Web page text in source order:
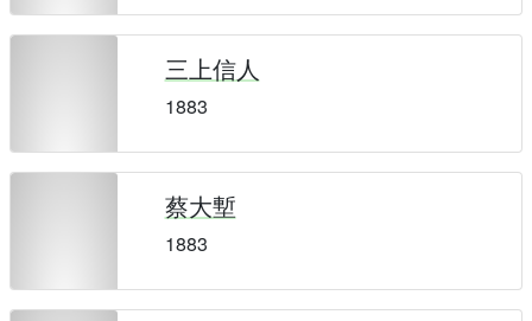
三上信人
1883
蔡大塹
1883